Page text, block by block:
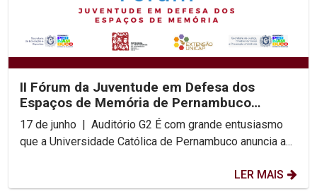
II Fórum da Juventude em Defesa dos
Espaços de Memória de Pernambuco
acontece na UNICAP
17 de junho | Auditório G2 É com grande entusiasmo
que a Universidade Católica de Pernambuco anuncia a...
LER MAIS